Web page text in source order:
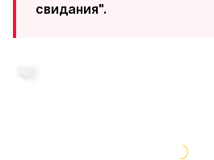
свидания".